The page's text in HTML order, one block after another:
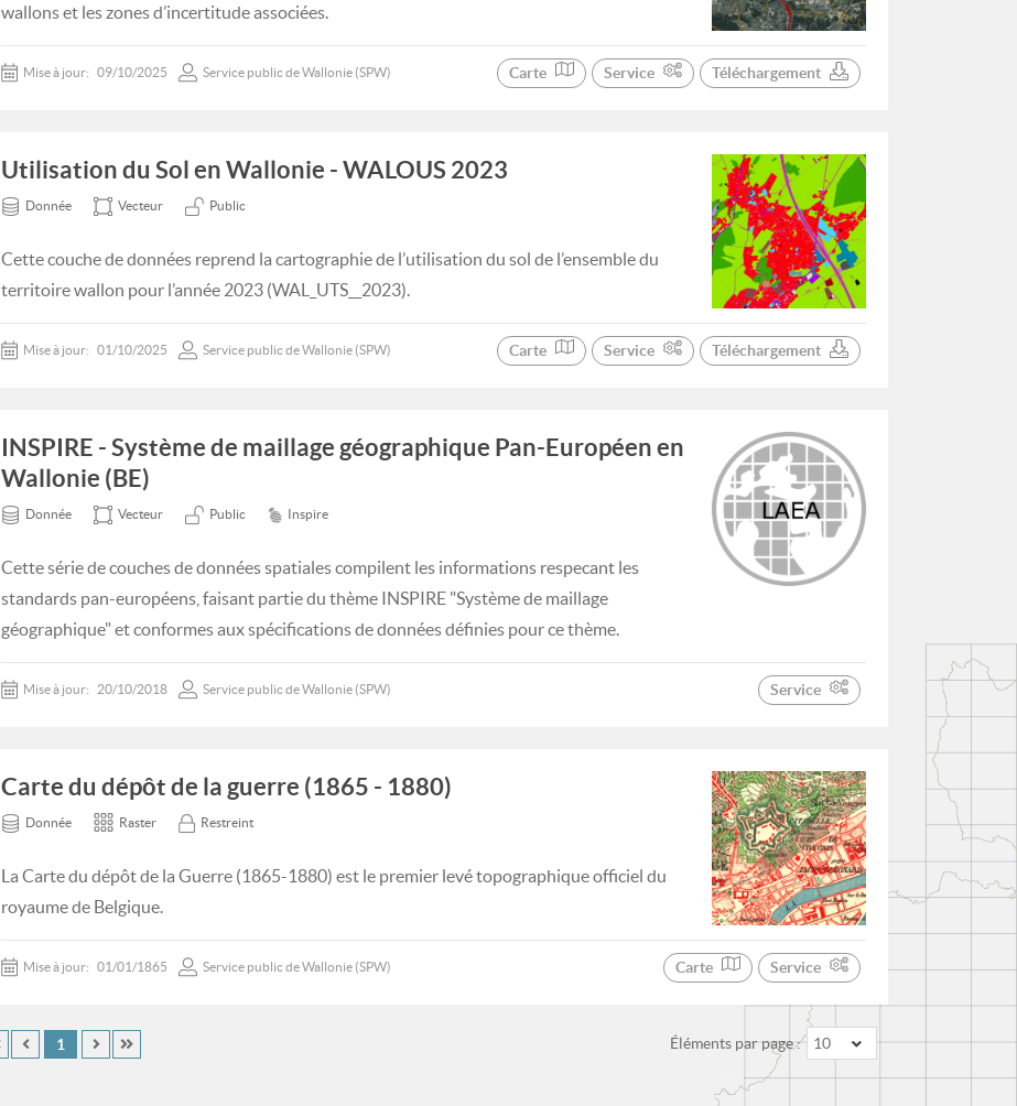
wallons et les zones d’incertitude associées.
Mise à jour: 09/10/2025 Service public de Wallonie (SPW) Carte Service Téléchargement
Utilisation du Sol en Wallonie - WALOUS 2023
Donnée Vecteur Public
Cette couche de données reprend la cartographie de l’utilisation du sol de l’ensemble du
territoire wallon pour l’année 2023 (WAL_UTS__2023).
Mise à jour: 01/10/2025 Service public de Wallonie (SPW) Carte Service Téléchargement
INSPIRE - Système de maillage géographique Pan-Européen en
Wallonie (BE)
Donnée Vecteur Public Inspire
Cette série de couches de données spatiales compilent les informations respecant les
standards pan-européens, faisant partie du thème INSPIRE "Système de maillage
géographique" et conformes aux spécifications de données définies pour ce thème.
Mise à jour: 20/10/2018 Service public de Wallonie (SPW) Service
Carte du dépôt de la guerre (1865 - 1880)
Donnée Raster Restreint
La Carte du dépôt de la Guerre (1865-1880) est le premier levé topographique officiel du
royaume de Belgique.
Mise à jour: 01/01/1865 Service public de Wallonie (SPW) Carte Service
Éléments par page : 10
1